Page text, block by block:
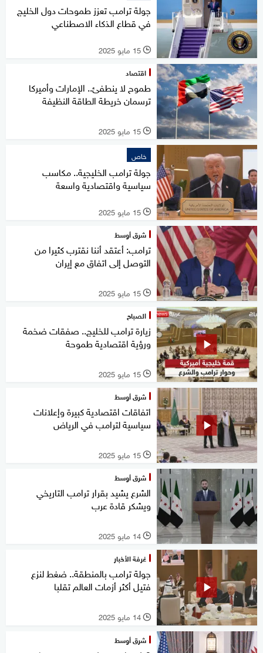
جولة ترامب تعزز طموحات دول الخليج
في قطاع الذكاء الاصطناعي
l 15 مايو 2025
اقتصاد
طموح لا ينطفئ.. الإمارات وأميركا
ترسمان خريطة الطاقة النظيفة
l 15 مايو 2025
خاص
جولة ترامب الخليجية.. مكاسب
سياسية واقتصادية واسعة
l 15 مايو 2025
شرق أوسط
ترامب: أعتقد أننا نقترب كثيرا من
التوصل إلى اتفاق مع إيران
l 15 مايو 2025
الصباح
زيارة ترامب للخليج.. صفقات ضخمة
ورؤية اقتصادية طموحة
l 15 مايو 2025
شرق أوسط
اتفاقات اقتصادية كبيرة وإعلانات
سياسية لترامب في الرياض
l 15 مايو 2025
شرق أوسط
الشرع يشيد بقرار ترامب التاريخي
ويشكر قادة عرب
l 14 مايو 2025
غرفة الأخبار
جولة ترامب بالمنطقة.. ضغط لنزع
فتيل أكثر أزمات العالم تقلبا
l 14 مايو 2025
شرق أوسط